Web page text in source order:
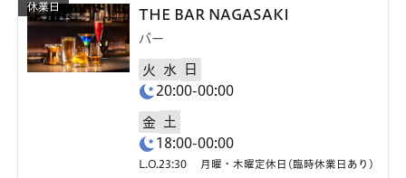
THE BAR NAGASAKI
バー
火 水
日
20:00-00:00
金
土
18:00-00:00
L.O.23:30 月曜・木曜定休日(臨時休業日あり)